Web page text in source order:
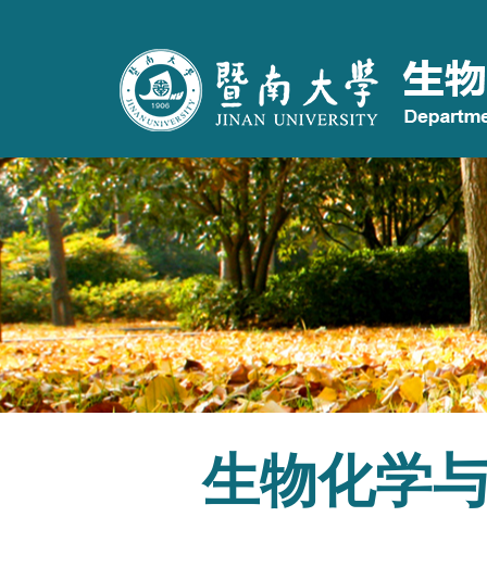
生物化学